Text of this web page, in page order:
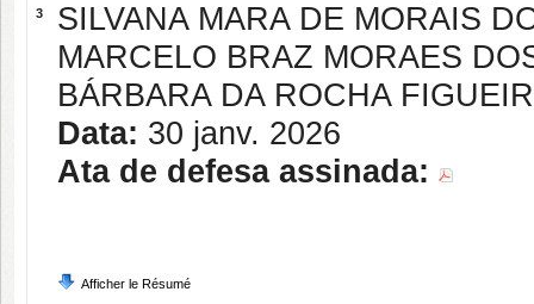
3
SILVANA MARA DE MORAIS
MARCELO BRAZ MORAES
BÁRBARA DA ROCHA
Data: 30 janv. 2026
Ata de defesa assinada:
Afficher le Résumé